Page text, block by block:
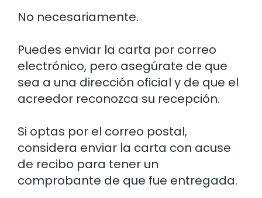
No necesariamente.
Puedes enviar la carta por correo
electrónico, pero asegúrate de que
sea a una dirección oficial y de que el
acreedor reconozca su recepción.
Si optas por el correo postal,
considera enviar la carta con acuse
de recibo para tener un
comprobante de que fue entregada.